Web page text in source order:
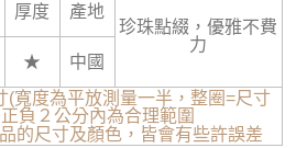
厚度
產地
珍珠點綴，優雅不費
力
★
中國
(寬度為平放測量一半，整圈=尺寸
負２公分內為合理範圍
的尺寸及顏色，皆會有些許誤差